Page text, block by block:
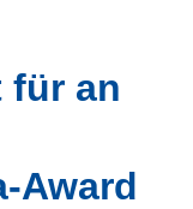
für an
Award